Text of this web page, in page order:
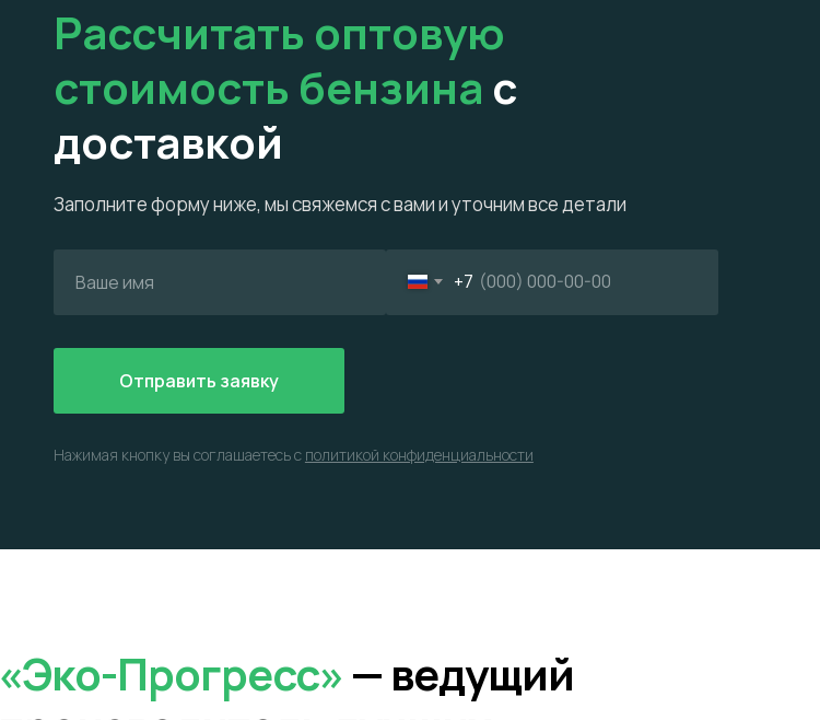
Рассчитать оптовую
стоимость бензина с
доставкой
Заполните форму ниже, мы свяжемся с вами и уточним все детали
+7
Отправить заявку
Нажимая кнопку вы соглашаетесь с политикой конфиденциальности
«Эко-Прогресс» — ведущий